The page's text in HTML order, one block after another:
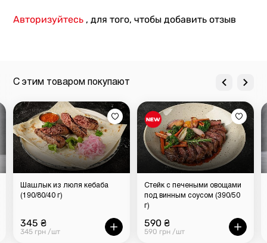
Авторизуйтесь , для того, чтобы добавить отзыв
С этим товаром покупают
Шашлык из люля кебаба
(190/80/40 г)
345 ₴
345 грн /шт
Стейк с печеными овощами
под винным соусом (390/50
г)
590 ₴
590 грн /шт